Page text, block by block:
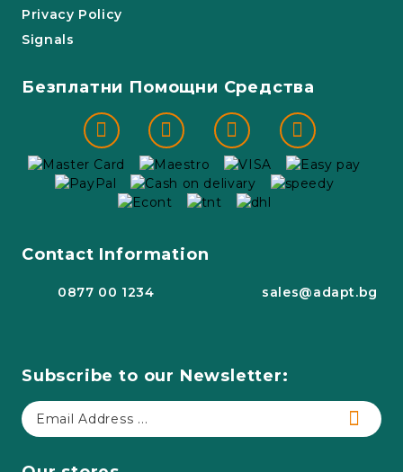
Privacy Policy
Signals
Безплатни Помощни Средства
Contact Information
0877 00 1234 sales@adapt.bg
Subscribe to our Newsletter: